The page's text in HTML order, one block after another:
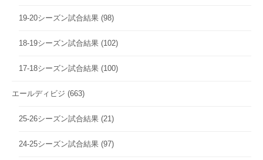
19-20シーズン試合結果 (98)
18-19シーズン試合結果 (102)
17-18シーズン試合結果 (100)
エールディビジ (663)
25-26シーズン試合結果 (21)
24-25シーズン試合結果 (97)